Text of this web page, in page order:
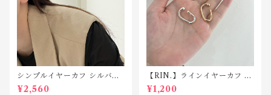
シンプルイヤーカフ シルバー
925 C047
¥2,560
【RIN.】ラインイヤーカフ C
045
¥1,200